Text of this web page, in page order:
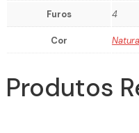
Furos 4
Cor
Produtos